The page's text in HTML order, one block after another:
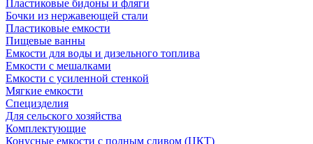
Пластиковые бидоны и фляги
Бочки из нержавеющей стали
Пластиковые емкости
Пищевые ванны
Емкости для воды и дизельного топлива
Емкости с мешалками
Емкости с усиленной стенкой
Мягкие емкости
Специзделия
Для сельского хозяйства
Комплектующие
Конусные емкости с полным сливом (ЦКТ)